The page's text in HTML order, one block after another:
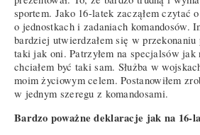
sportem. Jako 16-latek zacząłem czytać
o jednostkach i zadaniach komandosów.
bardziej utwierdzałem się w
taki jak oni. Patrzyłem na specjalsów jak
chciałem być taki sam. Służba w
moim życiowym celem. Postanowiłem
w jednym szeregu z komandosami.
Bardzo poważne deklaracje jak na 16-